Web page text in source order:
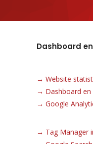
Dashboard
→ Website
→ Dashboard
→ Google
→ Tag Manager